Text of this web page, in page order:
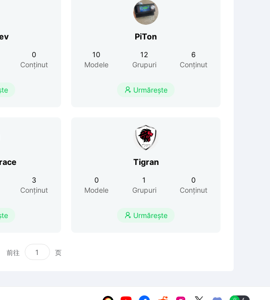
0
Conținut
PiTon
10
Modele
12
Grupuri
6
Conținut
 Urmărește
3
Conținut
Tigran
0
Modele
1
Grupuri
0
Conținut
 Urmărește
前往 页